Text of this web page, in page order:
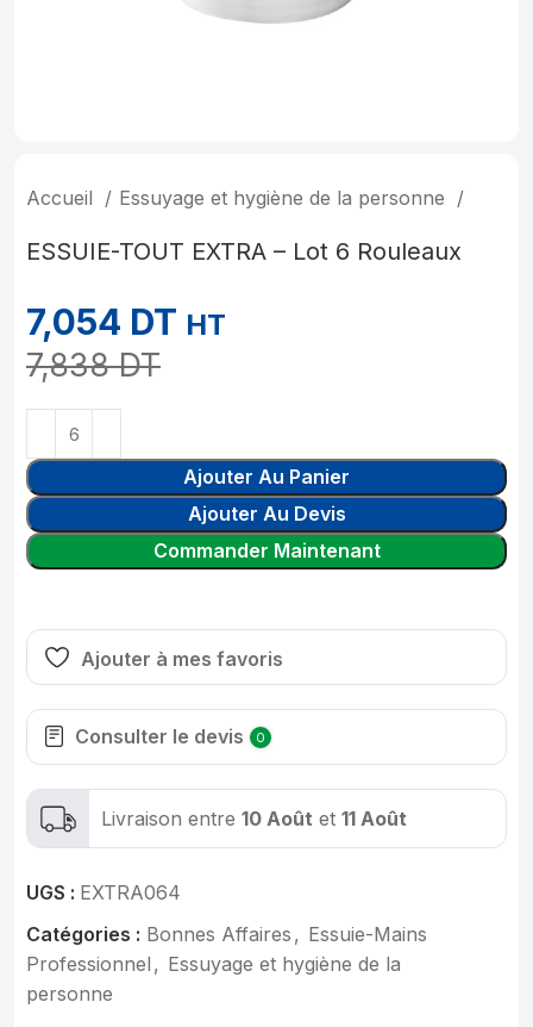
Accueil Essuyage et hygiène de la personne
ESSUIE-TOUT EXTRA – Lot 6 Rouleaux
7,054 DT HT
7,838DT
Ajouter Au Panier
Ajouter Au Devis
Commander Maintenant
Ajouter à mes favoris
Consulter le devis 0
Livraison entre 10 Août et 11 Août
UGS : EXTRA064
Catégories : Bonnes Affaires , Essuie-Mains
Professionnel , Essuyage et hygiène de la
personne